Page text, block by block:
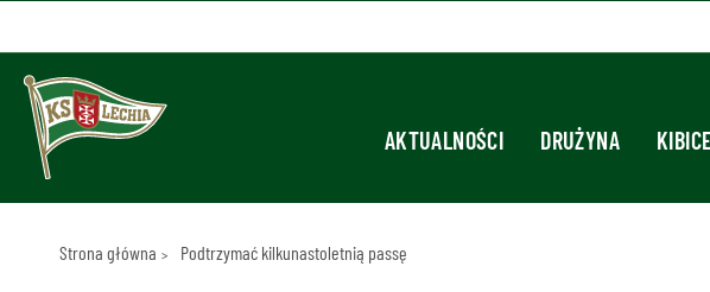
AKTUALNOŚCI DRUŻYNA KIBICE
Strona główna Podtrzymać kilkunastoletnią passę